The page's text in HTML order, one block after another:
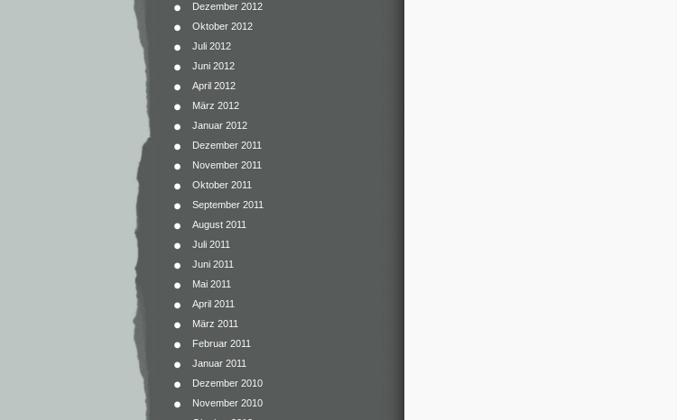
Dezember 2012
Oktober 2012
Juli 2012
Juni 2012
April 2012
März 2012
Januar 2012
Dezember 2011
November 2011
Oktober 2011
September 2011
August 2011
Juli 2011
Juni 2011
Mai 2011
April 2011
März 2011
Februar 2011
Januar 2011
Dezember 2010
November 2010